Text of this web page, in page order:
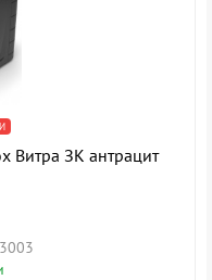
Витра ЗК антрацит